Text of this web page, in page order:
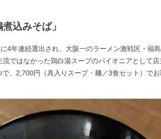
込みそば」
に4年連続選出され、大阪一のラーメン激戦区・福
流ではなかった鶏白湯スープのパイオニアとして
、2,700円（具入りスープ・麺／3食セット）でお